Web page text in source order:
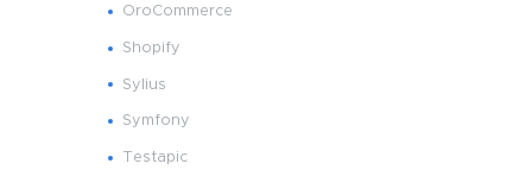
OroCommerce
Shopify
Sylius
Symfony
Testapic